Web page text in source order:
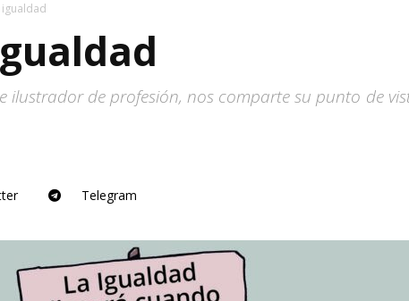
ilustrador de profesión, nos comparte su punto de
Telegram